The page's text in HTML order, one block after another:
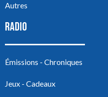
Autres
RADIO
Émissions - Chroniques
Jeux - Cadeaux